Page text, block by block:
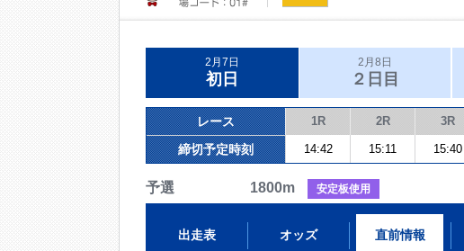
2月7日
初日
2月8日
２日目
レース 1R 2R 3R
締切予定時刻 14:42 15:11 15:40
予選 1800m 安定板使用
出走表 オッズ 直前情報